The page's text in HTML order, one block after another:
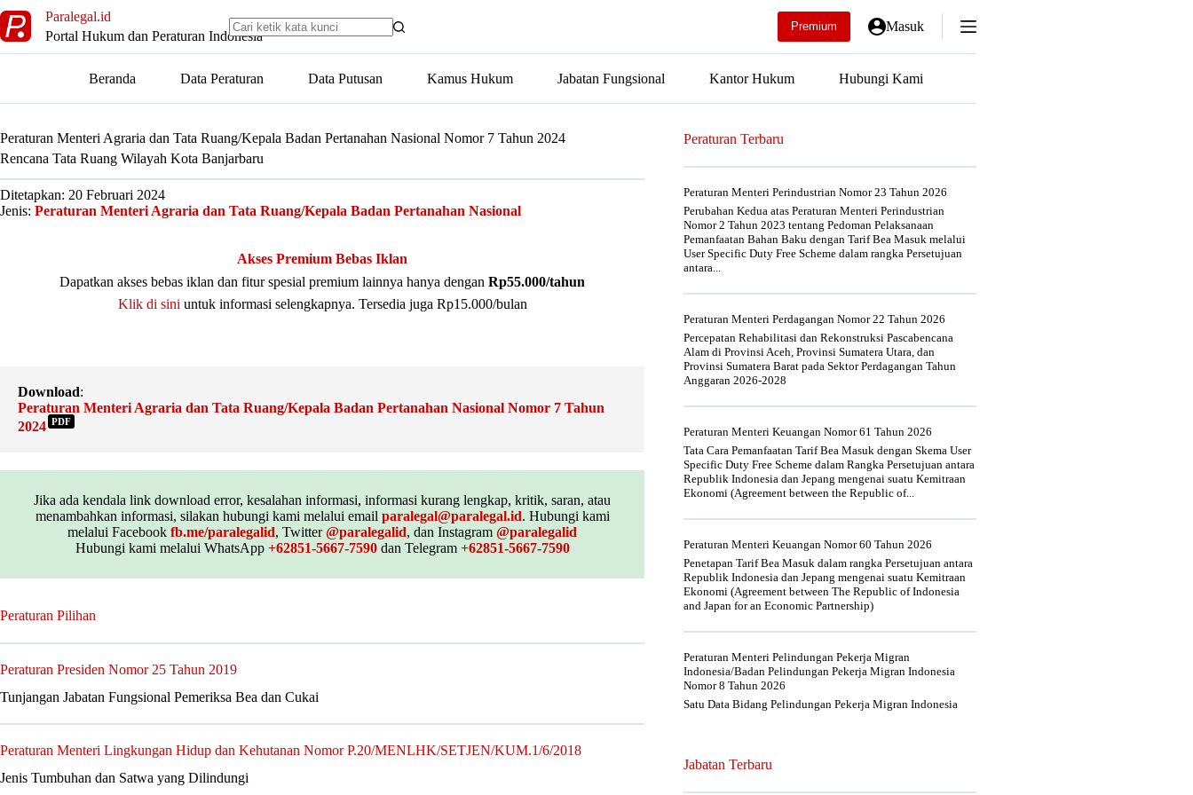
to
content
Paralegal.id
Portal Hukum dan Peraturan Indonesia
Premium Masuk
Beranda Data Peraturan Data Putusan Kamus Hukum Jabatan Fungsional Kantor Hukum Hubungi Kami
Peraturan Menteri Agraria dan Tata Ruang/Kepala Badan Pertanahan Nasional Nomor 7 Tahun 2024
Rencana Tata Ruang Wilayah Kota Banjarbaru
Ditetapkan: 20 Februari 2024
Jenis: Peraturan Menteri Agraria dan Tata Ruang/Kepala Badan Pertanahan Nasional
Akses Premium Bebas Iklan
Dapatkan akses bebas iklan dan fitur spesial premium lainnya hanya dengan Rp55.000/tahun
Klik di sini untuk informasi selengkapnya. Tersedia juga Rp15.000/bulan
Download:
Peraturan Menteri Agraria dan Tata Ruang/Kepala Badan Pertanahan Nasional Nomor 7 Tahun
2024 PDF
Jika ada kendala link download error, kesalahan informasi, informasi kurang lengkap, kritik, saran, atau
menambahkan informasi, silakan hubungi kami melalui email paralegal@paralegal.id. Hubungi kami
melalui Facebook fb.me/paralegalid, Twitter@paralegalid, dan Instagram @paralegalid
Hubungi kami melalui WhatsApp +62851-5667-7590dan Telegram +62851-5667-7590
Peraturan Pilihan
Peraturan Presiden Nomor 25 Tahun 2019
Tunjangan Jabatan Fungsional Pemeriksa Bea dan Cukai
Peraturan Menteri Lingkungan Hidup dan Kehutanan Nomor P.20/MENLHK/SETJEN/KUM.1/6/2018
Jenis Tumbuhan dan Satwa yang Dilindungi
Peraturan Terbaru
Peraturan Menteri Perindustrian Nomor 23 Tahun 2026
Perubahan Kedua atas Peraturan Menteri Perindustrian
Nomor 2 Tahun 2023 tentang Pedoman Pelaksanaan
Pemanfaatan Bahan Baku dengan Tarif Bea Masuk melalui
User Specific Duty Free Scheme dalam rangka Persetujuan
antara...
Peraturan Menteri Perdagangan Nomor 22 Tahun 2026
Percepatan Rehabilitasi dan Rekonstruksi Pascabencana
Alam di Provinsi Aceh, Provinsi Sumatera Utara, dan
Provinsi Sumatera Barat pada Sektor Perdagangan Tahun
Anggaran 2026-2028
Peraturan Menteri Keuangan Nomor 61 Tahun 2026
Tata Cara Pemanfaatan Tarif Bea Masuk dengan Skema User
Specific Duty Free Scheme dalam Rangka Persetujuan antara
Republik Indonesia dan Jepang mengenai suatu Kemitraan
Ekonomi (Agreement between the Republic of...
Peraturan Menteri Keuangan Nomor 60 Tahun 2026
Penetapan Tarif Bea Masuk dalam rangka Persetujuan antara
Republik Indonesia dan Jepang mengenai suatu Kemitraan
Ekonomi (Agreement between The Republic of Indonesia
and Japan for an Economic Partnership)
Peraturan Menteri Pelindungan Pekerja Migran
Indonesia/Badan Pelindungan Pekerja Migran Indonesia
Nomor 8 Tahun 2026
Satu Data Bidang Pelindungan Pekerja Migran Indonesia
Jabatan Terbaru